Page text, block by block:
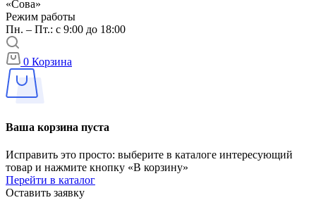
«Сова»
Режим работы
Пн. – Пт.: с 9:00 до 18:00
0 Корзина
Ваша корзина пуста
Исправить это просто: выберите в каталоге интересующий
товар и нажмите кнопку «В корзину»
Перейти в каталог
Оставить заявку